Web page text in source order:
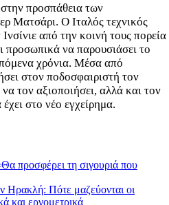
προσπάθεια των
Ματσάρι. Ο Ιταλός τεχνικός
από την κοινή τους πορεία
προσωπικά να παρουσιάσει το
χρόνια. Μέσα από
στον ποδοσφαιριστή τον
τον αξιοποιήσει, αλλά και τον
στο νέο εγχείρημα.
προσφέρει τη σιγουριά που
Ηρακλή: Πότε μαζεύονται οι
και εργομετρικά